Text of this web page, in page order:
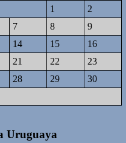
1
2
7 8
9
14 15
16
21 22
23
28 29
30
Uruguaya